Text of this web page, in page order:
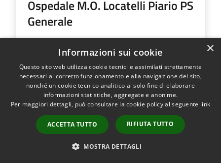
Ospedale M.O. Locatelli Piario PS
Generale
Indirizzo
Via Groppino, 22
Ospedale M.O. Locatelli Piario PS Generale...
LEGGI DI PIÙ
Ospedale SS Trinità Romano L.
×
Informazioni sui cookie
Questo sito web utilizza cookie tecnici e assimilati strettamente
necessari al corretto funzionamento e alla navigazione del sito,
nonché un cookie tecnico analitico al solo fine di elaborare
informazioni statistiche, aggregate e anonime.
Per maggiori dettagli, può consultare la cookie policy al seguente link
ACCETTA TUTTO RIFIUTA TUTTO
MOSTRA DETTAGLI